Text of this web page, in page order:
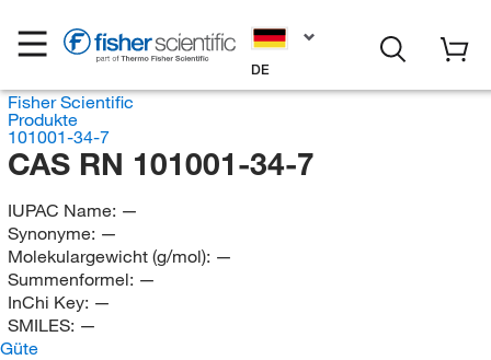
DE
Fisher Scientific
Produkte
101001-34-7
CAS RN 101001-34-7
IUPAC Name: —
Synonyme: —
Molekulargewicht (g/mol): —
Summenformel: —
InChi Key: —
SMILES: —
Güte